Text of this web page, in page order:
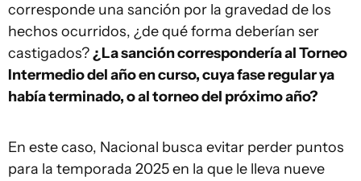
corresponde una sanción por la gravedad de los
hechos ocurridos, ¿de qué forma deberían ser
castigados?¿La sanción correspondería al Torneo
Intermedio del año en curso, cuya fase regular ya
había terminado, o al torneo del próximo año?
En este caso, Nacional busca evitar perder puntos
para la temporada 2025 en la que le lleva nueve